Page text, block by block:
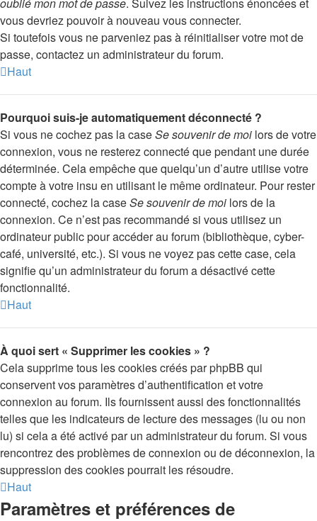
vous devriez pouvoir à nouveau vous connecter.
Si toutefois vous ne parveniez pas à réinitialiser votre mot de
passe, contactez un administrateur du forum.
Haut
Pourquoi suis-je automatiquement déconnecté ?
Si vous ne cochez pas la caseSe souvenir de moi lors de votre
connexion, vous ne resterez connecté que pendant une durée
déterminée. Cela empêche que quelqu’un d’autre utilise votre
compte à votre insu en utilisant le même ordinateur. Pour rester
connecté, cochez la caseSe souvenir de moi lors de la
connexion. Ce n’est pas recommandé si vous utilisez un
ordinateur public pour accéder au forum (bibliothèque, cyber-
café, université, etc.). Si vous ne voyez pas cette case, cela
signifie qu’un administrateur du forum a désactivé cette
fonctionnalité.
Haut
À quoi sert « Supprimer les cookies » ?
Cela supprime tous les cookies créés par phpBB qui
conservent vos paramètres d’authentification et votre
connexion au forum. Ils fournissent aussi des fonctionnalités
telles que les indicateurs de lecture des messages (lu ou non
lu) si cela a été activé par un administrateur du forum. Si vous
rencontrez des problèmes de connexion ou de déconnexion, la
suppression des cookies pourrait les résoudre.
Haut
Paramètres et préférences de